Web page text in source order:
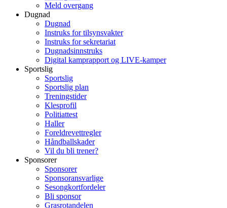
Meld overgang
Dugnad
Dugnad
Instruks for tilsynsvakter
Instruks for sekretariat
Dugnadsinnstruks
Digital kamprapport og LIVE-kamper
Sportslig
Sportslig
Sportslig plan
Treningstider
Klesprofil
Politiattest
Haller
Foreldrevettregler
Håndballskader
Vil du bli trener?
Sponsorer
Sponsorer
Sponsoransvarlige
Sesongkortfordeler
Bli sponsor
Grasrotandelen